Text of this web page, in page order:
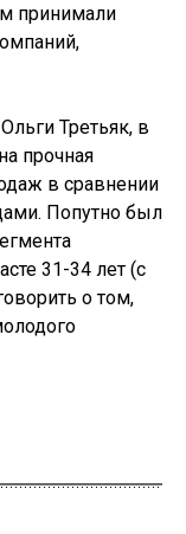
принимали
Третьяк, в
прочная
в сравнении
Попутно был
31-34 лет (с
о том,